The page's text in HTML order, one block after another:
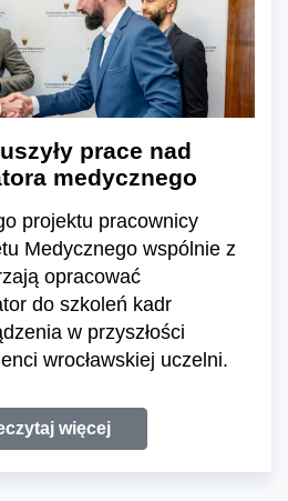
prace nad
medycznego
projektu pracownicy
Medycznego wspólnie z
opracować
do szkoleń kadr
w przyszłości
wrocławskiej uczelni.
więcej